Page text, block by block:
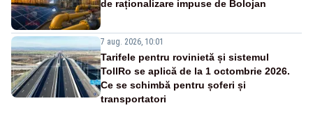
de raționalizare impuse de Bolojan
7 aug. 2026, 10:01
Tarifele pentru rovinietă și sistemul
TollRo se aplică de la 1 octombrie 2026.
Ce se schimbă pentru șoferi și
transportatori